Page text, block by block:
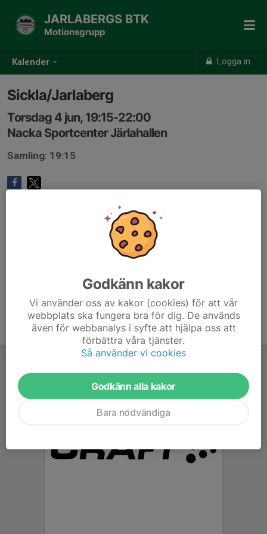
Kalender Logga in
JARLABERGS BTK
Motionsgrupp
Sickla/Jarlaberg
Torsdag 4 jun, 19:15-22:00
Nacka Sportcenter Järlahallen
Samling: 19:15
Godkänn kakor
Vi använder oss av kakor (cookies) för att vår
webbplats ska fungera bra för dig. De används
även för webbanalys i syfte att hjälpa oss att
förbättra våra tjänster.
Så använder vi cookies
Godkänn alla kakor
Bara nödvändiga